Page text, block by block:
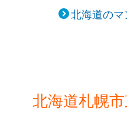
北海道の
北海道札幌